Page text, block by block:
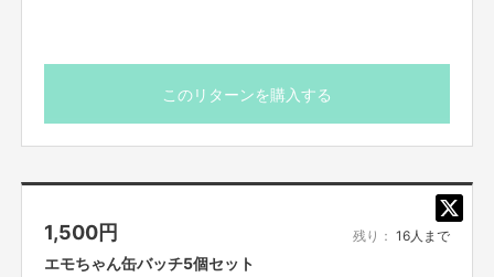
・絵本印刷費用 757,900円（税込）
（1,000冊）
・事務局手数料
合計1,500,000円
ご支援よろしくお願いします(＞人＜;)
☑︎受付嬢をしたい
☑︎何もできないけど参加したい
その他パーティーであなたが満たしたいことがある方♡
当日のお料理・お飲み物・スイーツ代は別途必要です。
たくさんの方の参加をお待ちしています♫
このリターンを購入する
1,500円 残り： 16人まで
エモちゃん缶バッチ5個セット